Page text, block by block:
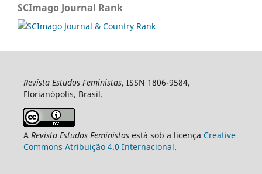
SCImago Journal Rank
Revista Estudos Feministas, ISSN 1806-9584,
Florianópolis, Brasil.
A Revista Estudos Feministasestá sob a licença Creative
Commons Atribuição 4.0 Internacional.